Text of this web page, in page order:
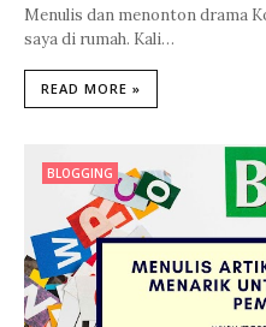
Menulis dan menonton drama
saya di rumah. Kali…
READ MORE »
BLOGGING